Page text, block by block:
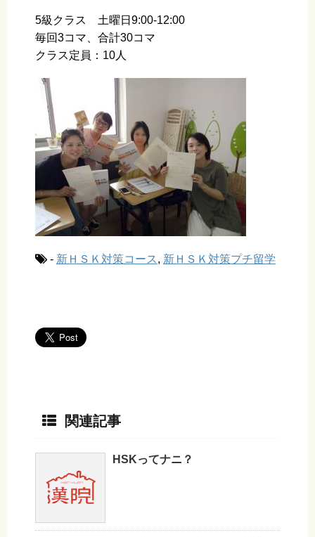
5級クラス 土曜日9:00-12:00
毎回3コマ、合計30コマ
クラス定員：10人
- 新ＨＳＫ対策コース , 新ＨＳＫ対策プチ留学
関連記事
HSKってナニ？